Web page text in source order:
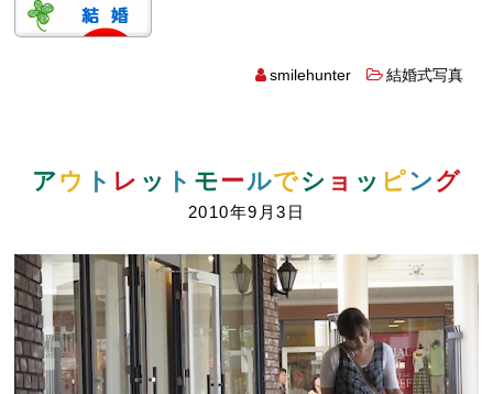
smilehunter 結婚式写真
アウ ト レ ッ ト モールでシ ョ ッ ピン グ
2010年9月3日